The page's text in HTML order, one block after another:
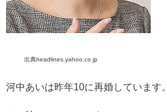
出典headlines.yahoo.co.jp
河中あいは昨年10に再婚しています。